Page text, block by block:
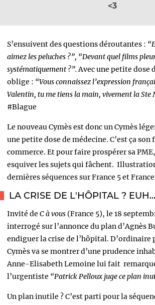
<3
S’ensuivent des questions déroutantes :
aimez les peluches ?”, “Devant quel films
systématiquement ?”.Avec une petite dose
oblige : “Vous connaissez l’expression
Valentin, tu me tiens la main, vivement la Ste
#Blague
Le nouveau Cymès est donc un Cymès
une petite dose de médecine. C’est ça son
commerce. Et pour faire prospérer sa
esquiver les sujets qui fâchent.
dernières séquences sur France 5 et France
LA CRISE DE L'HÔPITAL ? EUH...
Invité de C à vous (France 5), le 18
interrogé sur l’annonce du plan d’Agnès
endiguer la crise de l’hôpital.
Cymès va se montrer d’une prudence
Anne-Elisabeth Lemoine lui fait
l’urgentiste “Patrick Pelloux juge ce plan
Un plan inutile ? C’est parti pour la